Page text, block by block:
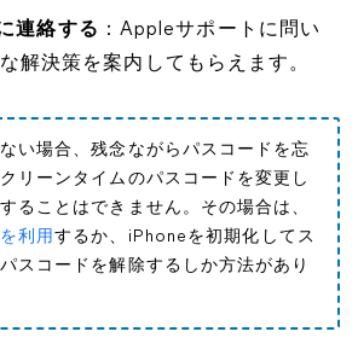
連絡する ：Appleサポートに問い
解決策を案内してもらえます。
い場合、残念ながらパスコードを忘
リーンタイムのパスコードを変更し
ることはできません。その場合は、
利用するか、iPhoneを初期化してス
スコードを解除するしか方法があり